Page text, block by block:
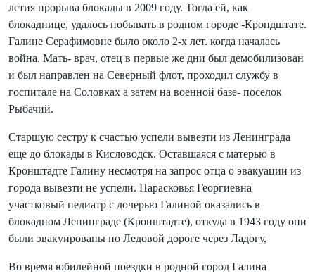
летия прорыва блокады в 2009 году. Тогда ей, как
блокаднице, удалось побывать в родном городе -Крондштате.
Галине Серафимовне было около 2-х лет. когда началась
война. Мать- врач, отец в первые же дни был демобилизован
и был направлен на Северный флот, проходил службу в
госпитале на Соловках а затем на военной базе- поселок
Рыбачий.
Старшую сестру к счастью успели вывезти из Ленинграда
еще до блокады в Кисловодск. Оставшаяся с матерью в
Кронштадте Галину несмотря на запрос отца о эвакуации из
города вывезти не успели. Парасковья Георгиевна
участковый педиатр с дочерью Галиной оказались в
блокадном Ленинграде (Кронштадте), откуда в 1943 году они
были эвакуированы по Ледовой дороге через Ладогу,
Во время юбилейной поездки в родной город Галина